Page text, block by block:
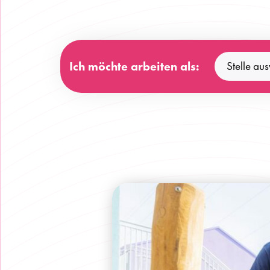
Ich möchte arbeiten als: